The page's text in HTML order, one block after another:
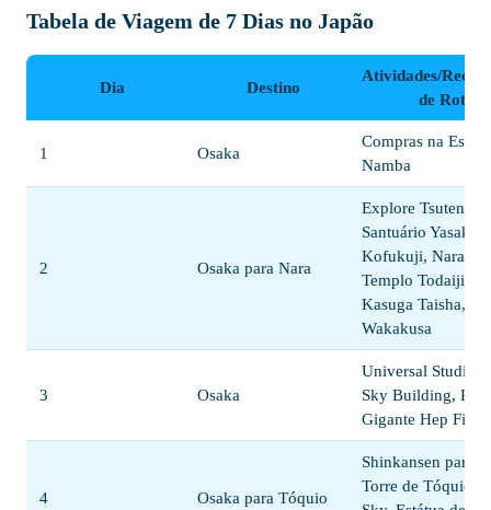
Tabela de Viagem de 7 Dias no Japão
Dia Destino
Atividades/
de
1 Osaka
Compras na
Namba
2 Osaka para Nara
Explore
Santuário Yasaka,
Kofukuji, Nara
Templo Todaiji,
Kasuga Taisha,
Wakakusa
3 Osaka
Universal Studios,
Sky Building,
Gigante Hep Five
4 Osaka para Tóquio
Shinkansen para
Torre de Tóquio,